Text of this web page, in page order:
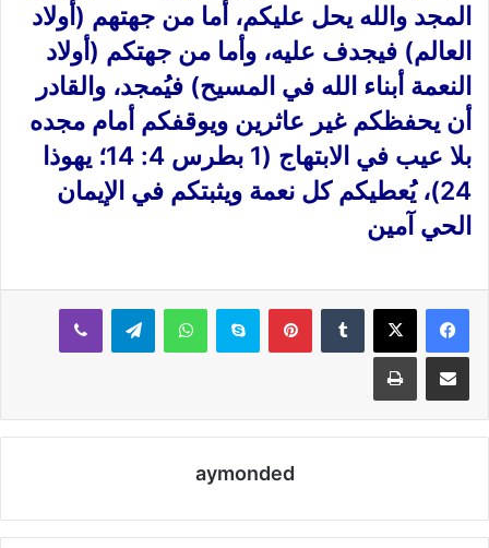
المجد والله يحل عليكم، أما من جهتهم (أولاد
العالم) فيجدف عليه، وأما من جهتكم (أولاد
النعمة أبناء الله في المسيح) فيُمجد، والقادر
أن يحفظكم غير عاثرين ويوقفكم أمام مجده
بلا عيب في الابتهاج (1 بطرس 4: 14؛ يهوذا
24)، يُعطيكم كل نعمة ويثبتكم في الإيمان
الحي آمين
بينتيريستسكايب واتساب تيلقرام ڤايبر
مشاركة عبر البريد طباعة
aymonded